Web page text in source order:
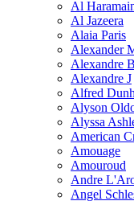
Al
Al Jazeera
Alaia Paris
Alexander
Alexandre
Alexandre J
Alfred
Alyson
Alyssa
American
Amouage
Amouroud
Andre
Angel